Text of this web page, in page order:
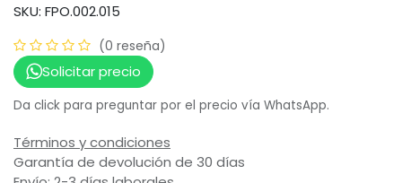
SKU: FPO.002.015
(0 reseña)
Solicitar precio
Da click para preguntar por el precio vía WhatsApp.
Términos y condiciones
Garantía de devolución de 30 días